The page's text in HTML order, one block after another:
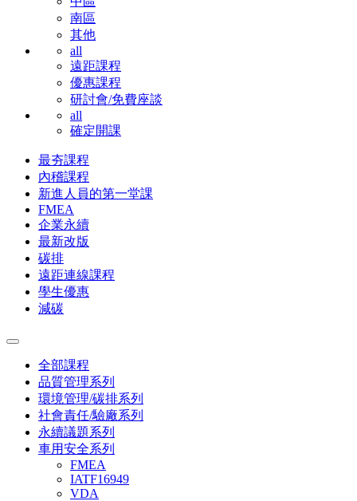
南區
其他
all
遠距課程
優惠課程
研討會/免費座談
all
確定開課
最夯課程
內稽課程
新進人員的第一堂課
FMEA
企業永續
最新改版
碳排
遠距連線課程
學生優惠
減碳
全部課程
品質管理系列
環境管理/碳排系列
社會責任/驗廠系列
永續議題系列
車用安全系列
FMEA
IATF16949
VDA